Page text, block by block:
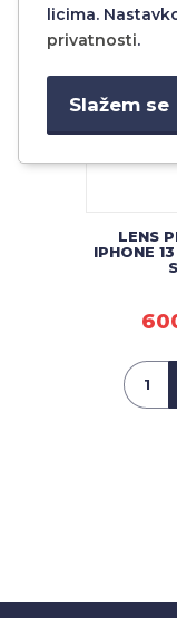
LENS
IPHONE
licima.
privatnosti.
Slažem se